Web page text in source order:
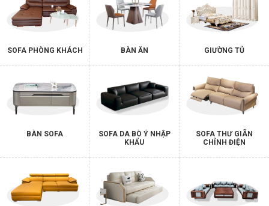
SOFA PHÒNG KHÁCH BÀN ĂN GIƯỜNG TỦ
BÀN SOFA
SOFA DA BÒ Ý NHẬP
KHẨU
SOFA THƯ GIÃN
CHỈNH ĐIỆN